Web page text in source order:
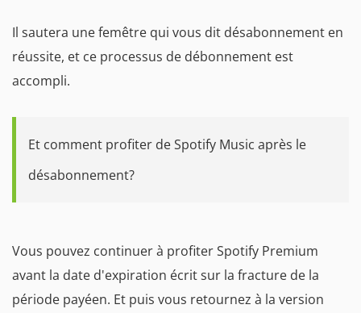
Il sautera une femêtre qui vous dit désabonnement en
réussite, et ce processus de débonnement est
accompli.
Et comment profiter de Spotify Music après le
désabonnement?
Vous pouvez continuer à profiter Spotify Premium
avant la date d'expiration écrit sur la fracture de la
période payéen. Et puis vous retournez à la version